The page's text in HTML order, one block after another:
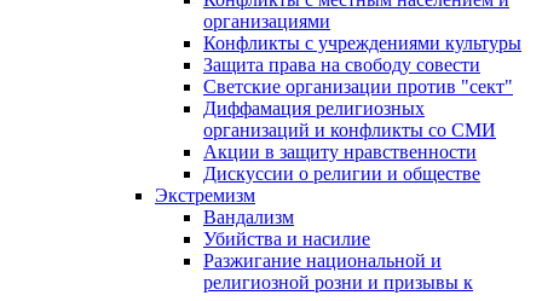
организациями
Конфликты с учреждениями культуры
Защита права на свободу совести
Светские организации против "сект"
Диффамация религиозных
организаций и конфликты со СМИ
Акции в защиту нравственности
Дискуссии о религии и обществе
Экстремизм
Вандализм
Убийства и насилие
Разжигание национальной и
религиозной розни и призывы к